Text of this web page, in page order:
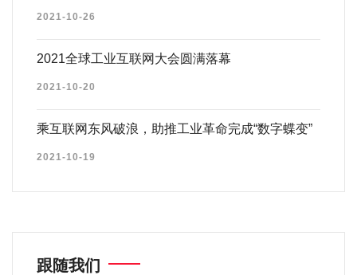
2021-10-26
2021全球工业互联网大会圆满落幕
2021-10-20
乘互联网东风破浪，助推工业革命完成“数字蝶变”
2021-10-19
跟随我们